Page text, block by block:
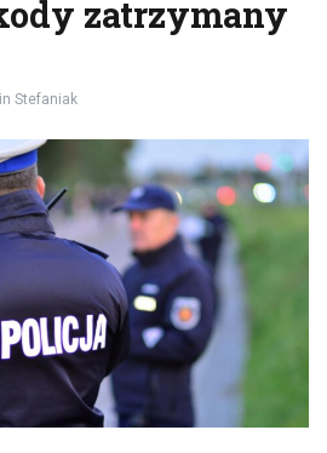
zatrzymany
Stefaniak